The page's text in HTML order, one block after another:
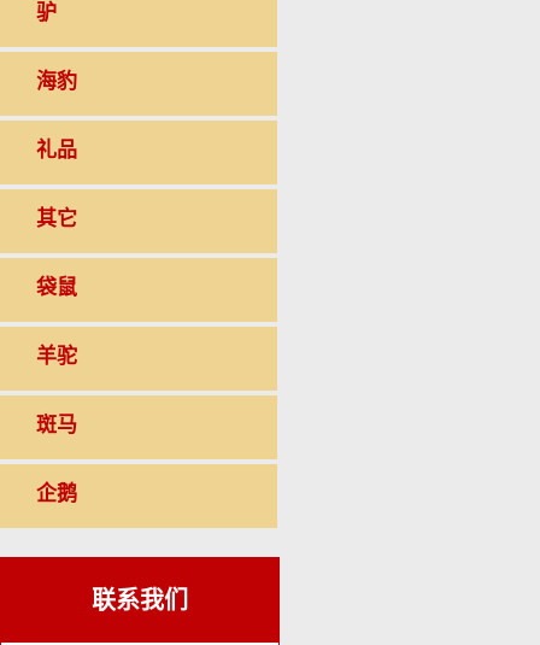
驴
海豹
礼品
其它
袋鼠
羊驼
斑马
企鹅
联系我们